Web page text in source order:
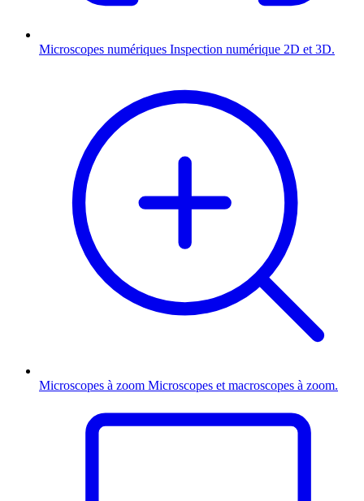
Microscopes numériques Inspection numérique 2D et 3D.
Microscopes à zoom Microscopes et macroscopes à zoom.